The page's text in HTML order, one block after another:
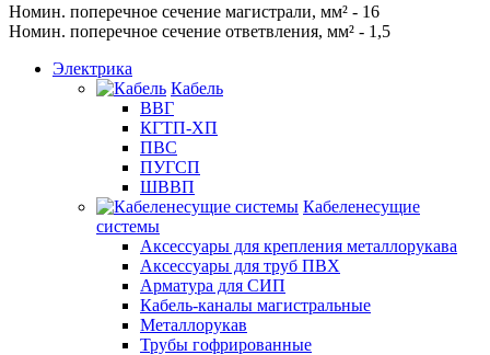
Номин. поперечное сечение магистрали, мм² - 16
Номин. поперечное сечение ответвления, мм² - 1,5
Электрика
Кабель
ВВГ
КГТП-ХП
ПВС
ПУГСП
ШВВП
Кабеленесущие
системы
Аксессуары для крепления металлорукава
Аксессуары для труб ПВХ
Арматура для СИП
Кабель-каналы магистральные
Металлорукав
Трубы гофрированные